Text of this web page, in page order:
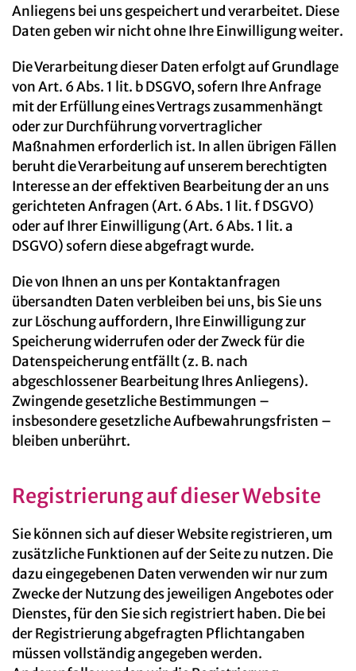
Anliegens bei uns gespeichert und verarbeitet. Diese
Daten geben wir nicht ohne Ihre Einwilligung weiter.
Die Verarbeitung dieser Daten erfolgt auf Grundlage
von Art. 6 Abs. 1 lit. b DSGVO, sofern Ihre Anfrage
mit der Erfüllung eines Vertrags zusammenhängt
oder zur Durchführung vorvertraglicher
Maßnahmen erforderlich ist. In allen übrigen Fällen
beruht die Verarbeitung auf unserem berechtigten
Interesse an der effektiven Bearbeitung der an uns
gerichteten Anfragen (Art. 6 Abs. 1 lit. f DSGVO)
oder auf Ihrer Einwilligung (Art. 6 Abs. 1 lit. a
DSGVO) sofern diese abgefragt wurde.
Die von Ihnen an uns per Kontaktanfragen
übersandten Daten verbleiben bei uns, bis Sie uns
zur Löschung auffordern, Ihre Einwilligung zur
Speicherung widerrufen oder der Zweck für die
Datenspeicherung entfällt (z. B. nach
abgeschlossener Bearbeitung Ihres Anliegens).
Zwingende gesetzliche Bestimmungen –
insbesondere gesetzliche Aufbewahrungsfristen –
bleiben unberührt.
Registrierung auf dieser Website
Sie können sich auf dieser Website registrieren, um
zusätzliche Funktionen auf der Seite zu nutzen. Die
dazu eingegebenen Daten verwenden wir nur zum
Zwecke der Nutzung des jeweiligen Angebotes oder
Dienstes, für den Sie sich registriert haben. Die bei
der Registrierung abgefragten Pflichtangaben
müssen vollständig angegeben werden.